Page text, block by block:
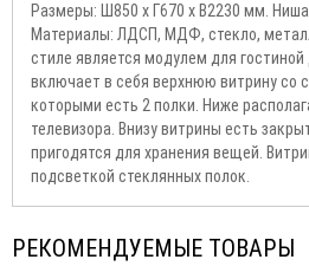
Размеры: Ш850 х Г670 х В2230 мм.
Материалы: ЛДСП, МДФ, стекло,
стиле является модулем для
включает в себя верхнюю витрину со
которыми есть 2 полки. Ниже
телевизора. Внизу витрины есть
пригодятся для хранения вещей.
подсветкой стеклянных полок.
РЕКОМЕНДУЕМЫЕ ТОВАРЫ